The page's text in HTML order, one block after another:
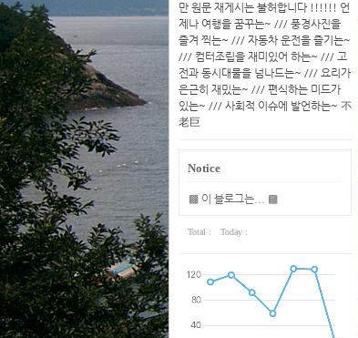
만 원문 재게시는 불허합니다 !!!!!! 언
제나 여행을 꿈꾸는~ /// 풍경사진을
즐겨 찍는~ /// 자동차 운전을 즐기는~
/// 컴터조립을 재미있어 하는~ /// 고
전과 동시대물을 넘나드는~ /// 요리가
은근히 재밌는~ /// 편식하는 미드가
있는~ /// 사회적 이슈에 발언하는~ 不
老巨
Notice
▩ 이 블로그는... ▩
Total : Today :